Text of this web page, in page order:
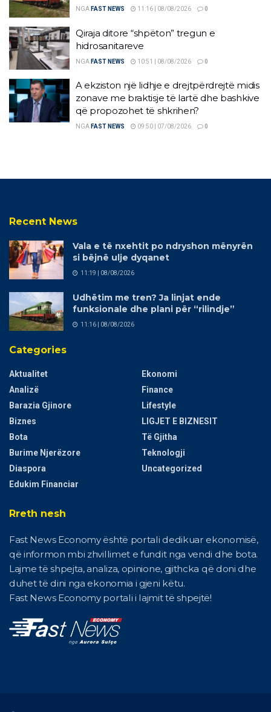
NGA FAST NEWS 11:16 | 08/08/2026 0
Qiraja ditore “shpëton” tregun e
hidrosanitareve
NGA FAST NEWS 10:51 | 08/08/2026 0
A ekziston një lidhje e drejtpërdrejtë midis
zonave me braktisje të lartë dhe bashkive
që propozohet të shkrihen?
NGA FAST NEWS 09:50 | 07/08/2026 0
Recent News
Vala e të nxehtit po ndryshon mënyrën
si bëjnë ulje dyqanet
11:19 | 08/08/2026
Udhëtim me tren? Ja linjat ende
funksionale dhe plani për “rilindje”
11:16 | 08/08/2026
Categories
Aktualitet
Analizë
Barazia Gjinore
Biznes
Bota
Burime Njerëzore
Diaspora
Edukim Financiar
Ekonomi
Finance
Lifestyle
LIGJET E BIZNESIT
Të Gjitha
Teknologji
Uncategorized
Rreth nesh
Fast News Economy është portali dedikuar ekonomisë,
që informon mbi zhvillimet e fundit nga vendi dhe bota.
Lajme të shpejta, analiza, opinione, gjithcka që doni dhe
duhet të dini nga ekonomia i gjeni këtu.
Fast News Economy portali i lajmit të shpejtë!